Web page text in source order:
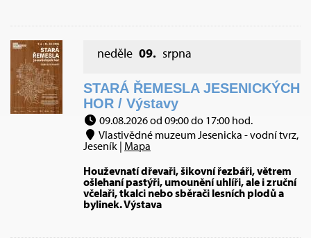
neděle 09. srpna
STARÁ ŘEMESLA JESENICKÝCH
HOR / Výstavy
09.08.2026 od 09:00 do 17:00 hod.
Vlastivědné muzeum Jesenicka - vodní tvrz,
Jeseník | Mapa
Houževnatí dřevaři, šikovní řezbáři, větrem
ošlehaní pastýři, umounění uhlíři, ale i zruční
včelaři, tkalci nebo sběrači lesních plodů a
bylinek. Výstava